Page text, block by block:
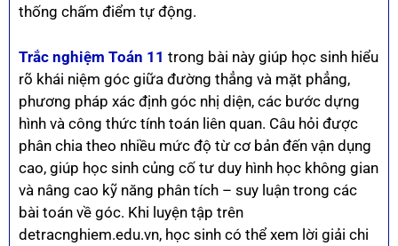
thống chấm điểm tự động.
Trắc nghiệm Toán 11 trong bài này giúp học sinh hiểu
rõ khái niệm góc giữa đường thẳng và mặt phẳng,
phương pháp xác định góc nhị diện, các bước dựng
hình và công thức tính toán liên quan. Câu hỏi được
phân chia theo nhiều mức độ từ cơ bản đến vận dụng
cao, giúp học sinh củng cố tư duy hình học không gian
và nâng cao kỹ năng phân tích – suy luận trong các
bài toán về góc. Khi luyện tập trên
detracnghiem.edu.vn, học sinh có thể xem lời giải chi